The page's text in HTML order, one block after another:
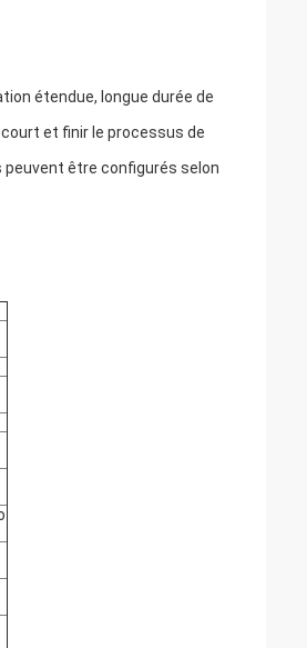
étendue, longue durée de
et finir le processus de
peuvent être configurés selon